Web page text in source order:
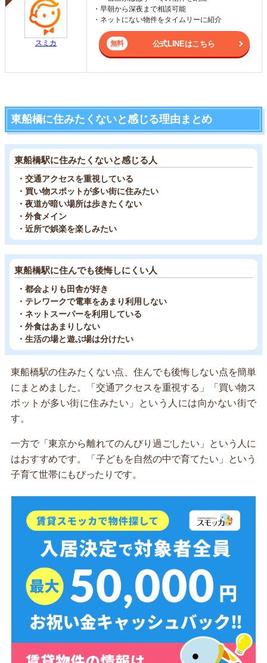
スミカ
・早朝から深夜まで相談可能
・ネットにない物件をタイムリーに紹介
公式LINEはこちら
東船橋に住みたくないと感じる理由まとめ
東船橋駅に住みたくないと感じる人
・交通アクセスを重視している
・買い物スポットが多い街に住みたい
・夜道が暗い場所は歩きたくない
・外食メイン
・近所で娯楽を楽しみたい
東船橋駅に住んでも後悔しにくい人
・都会よりも田舎が好き
・テレワークで電車をあまり利用しない
・ネットスーパーを利用している
・外食はあまりしない
・生活の場と遊ぶ場は分けたい
東船橋駅の住みたくない点、住んでも後悔しない点を簡単
にまとめました。「交通アクセスを重視する」「買い物ス
ポットが多い街に住みたい」という人には向かない街で
す。
一方で「東京から離れてのんびり過ごしたい」という人に
はおすすめです。「子どもを自然の中で育てたい」という
子育て世帯にもぴったりです。